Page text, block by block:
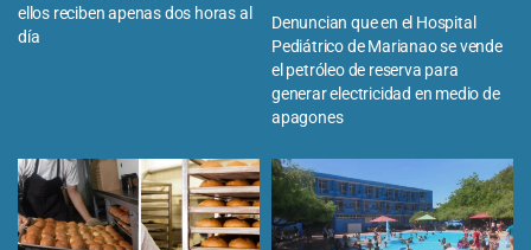
ellos reciben apenas dos horas al
día
Denuncian que en el Hospital
Pediátrico de Marianao se vende
el petróleo de reserva para
generar electricidad en medio de
apagones